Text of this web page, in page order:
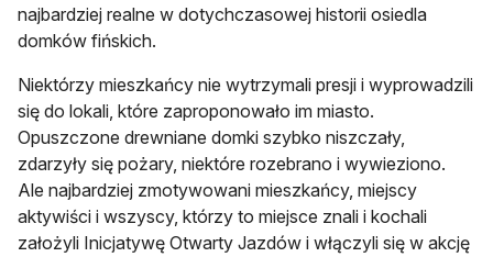
najbardziej realne w dotychczasowej historii osiedla
domków fińskich.
Niektórzy mieszkańcy nie wytrzymali presji i wyprowadzili
się do lokali, które zaproponowało im miasto.
Opuszczone drewniane domki szybko niszczały,
zdarzyły się pożary, niektóre rozebrano i wywieziono.
Ale najbardziej zmotywowani mieszkańcy, miejscy
aktywiści i wszyscy, którzy to miejsce znali i kochali
założyli Inicjatywę Otwarty Jazdów i włączyli się w akcję